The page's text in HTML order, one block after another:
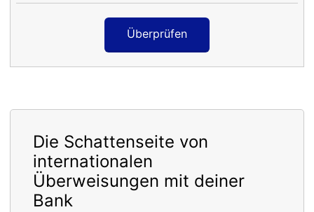
Überprüfen
Die Schattenseite von
internationalen
Überweisungen mit deiner
Bank